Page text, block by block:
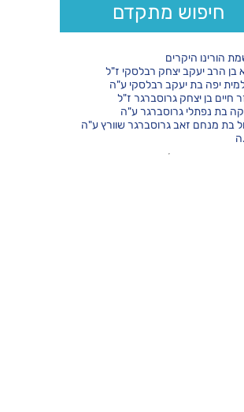
חיפוש מתקדם
הורינו היקרים
בן הרב יעקב יצחק רבלסקי ז"ל
יפה בת יעקב רבלסקי ע"ה
חיים בן יצחק גרוסברגר ז"ל
בת נפתלי גרוסברגר ע"ה
בת מנחם זאב גרוסברגר שוורץ ע"ה